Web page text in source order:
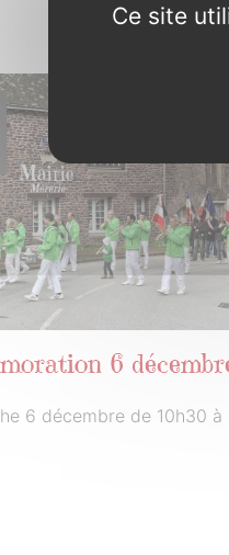
6
6 décembre de 10h30 à
Ce site